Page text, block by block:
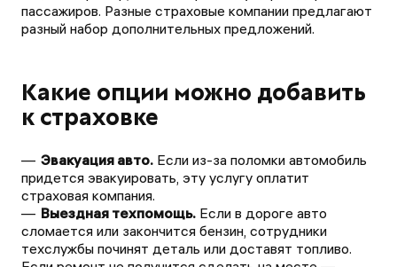
пассажиров. Разные страховые компании предлагают
разный набор дополнительных предложений.
Какие опции можно добавить
к страховке
Эвакуация авто. Если из-за поломки автомобиль
придется эвакуировать, эту услугу оплатит
страховая компания.
Выездная техпомощь. Если в дороге авто
сломается или закончится бензин, сотрудники
техслужбы починят деталь или доставят топливо.